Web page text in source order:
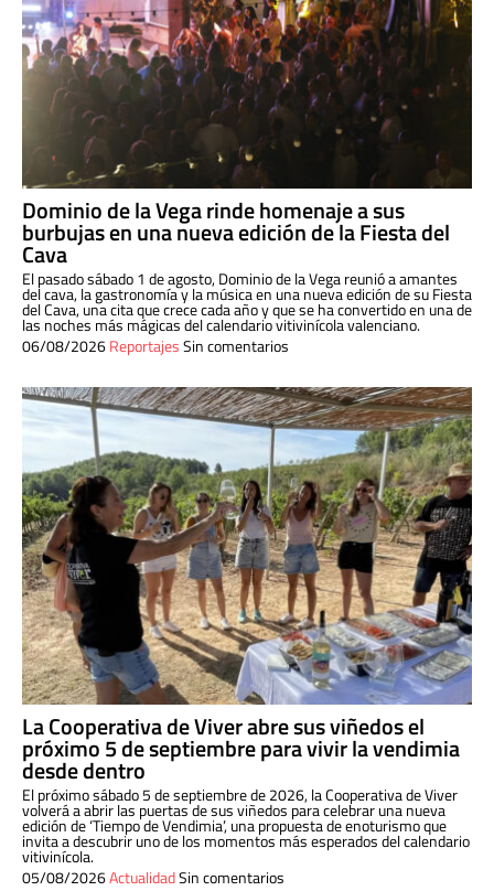
Dominio de la Vega rinde homenaje a sus
burbujas en una nueva edición de la Fiesta del
Cava
El pasado sábado 1 de agosto, Dominio de la Vega reunió a amantes
del cava, la gastronomía y la música en una nueva edición de su Fiesta
del Cava, una cita que crece cada año y que se ha convertido en una de
las noches más mágicas del calendario vitivinícola valenciano.
06/08/2026ReportajesSin comentarios
La Cooperativa de Viver abre sus viñedos el
próximo 5 de septiembre para vivir la vendimia
desde dentro
El próximo sábado 5 de septiembre de 2026, la Cooperativa de Viver
volverá a abrir las puertas de sus viñedos para celebrar una nueva
edición de ‘Tiempo de Vendimia’, una propuesta de enoturismo que
invita a descubrir uno de los momentos más esperados del calendario
vitivinícola.
05/08/2026ActualidadSin comentarios